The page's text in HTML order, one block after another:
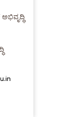
ಅಭಿವೃದ್ಧಿ